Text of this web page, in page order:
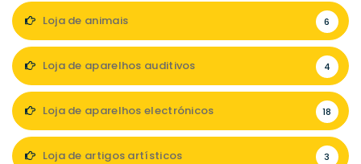
Loja de animais 6
Loja de aparelhos auditivos 4
Loja de aparelhos electrónicos 18
Loja de artigos artísticos 3